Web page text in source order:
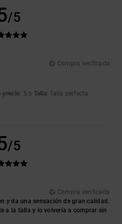
/5
Compra verificada
precio: 5/5 Talla: Talla perfecta
/5
Compra verificada
y da una sensación de gran calidad.
a la talla y lo volvería a comprar sin